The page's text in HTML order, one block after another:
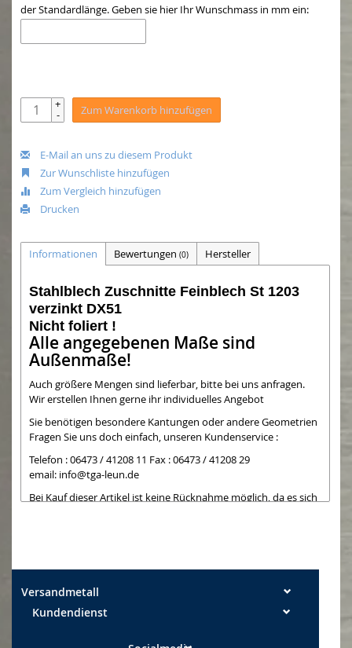
der Standardlänge. Geben sie hier Ihr Wunschmass in mm ein:
+
- Zum Warenkorb hinzufügen
E-Mail an uns zu diesem Produkt
Zur Wunschliste hinzufügen
Zum Vergleich hinzufügen
Drucken
Informationen Bewertungen (0) Hersteller
Stahlblech Zuschnitte Feinblech St 1203
verzinkt DX51
Nicht foliert !
Alle angegebenen Maße sind
Außenmaße!
Auch größere Mengen sind lieferbar, bitte bei uns anfragen.
Wir erstellen Ihnen gerne ihr individuelles Angebot
Sie benötigen besondere Kantungen oder andere Geometrien
Fragen Sie uns doch einfach, unseren Kundenservice :
Telefon : 06473 / 41208 11 Fax : 06473 / 41208 29
email: info@tga-leun.de
Bei Kauf dieser Artikel ist keine Rücknahme möglich, da es sich
Blechen können bei der
Bearbeitung entstehen und sind kein Mangel
Maßtoleranzen: Breite +/- 0,5 mm Längen +/- 2 mm
Versandmetall
Kundendienst